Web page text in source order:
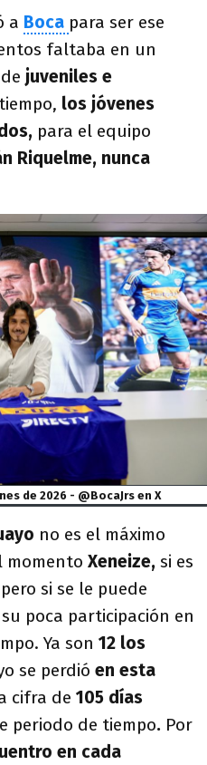
a Boca para ser ese
faltaba en un
juveniles e
los jóvenes
para el equipo
Riquelme, nunca
de 2026 - @BocaJrs en X
no es el máximo
momento Xeneize, si es
pero si se le puede
su poca participación en
Ya son 12 los
se perdió en esta
cifra de 105 días
periodo de tiempo. Por
en cada